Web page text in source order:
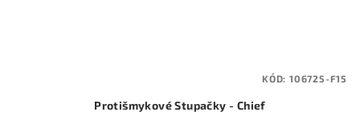
Protišmykové Stupačky - Chief
KÓD: 106725-F15